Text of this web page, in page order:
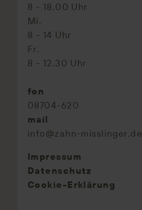
8 - 18.00 Uhr
Mi.
8 - 14 Uhr
Fr.
8 - 12.30 Uhr
fon
08704-620
mail
info@zahn-misslinger.de
Impressum
Datenschutz
Cookie-Erklärung